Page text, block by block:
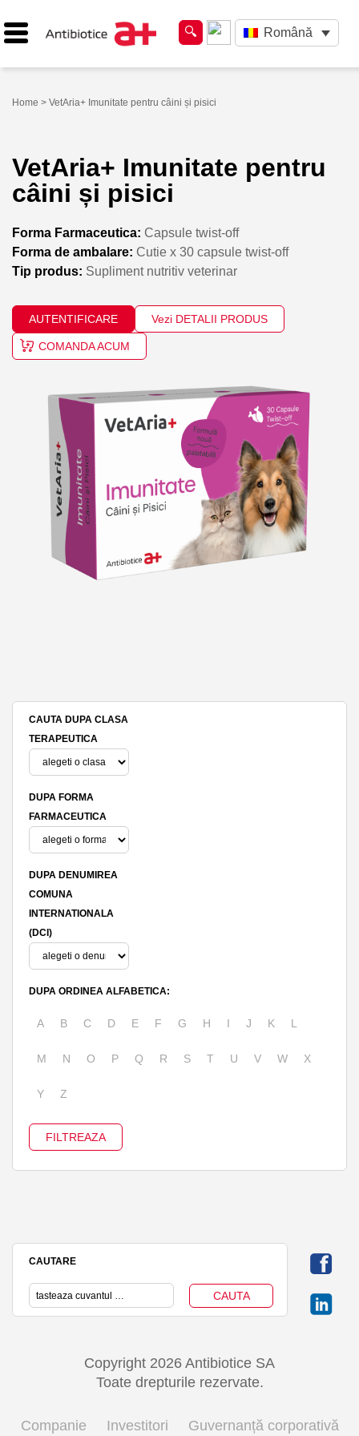
Română
Home > VetAria+ Imunitate pentru câini și pisici
VetAria+ Imunitate pentru
câini și pisici
Forma Farmaceutica: Capsule twist-off
Forma de ambalare: Cutie x 30 capsule twist-off
Tip produs: Supliment nutritiv veterinar
AUTENTIFICARE Vezi DETALII PRODUS
COMANDA ACUM
CAUTA DUPA CLASA
TERAPEUTICA
DUPA FORMA
FARMACEUTICA
DUPA DENUMIREA
COMUNA
INTERNATIONALA
(DCI)
DUPA ORDINEA ALFABETICA:
A B C D E F G H I J K L
M N O P Q R S T U V W X
Y Z
CAUTARE
Copyright 2026 Antibiotice SA
Toate drepturile rezervate.
Companie Investitori Guvernanță corporativă